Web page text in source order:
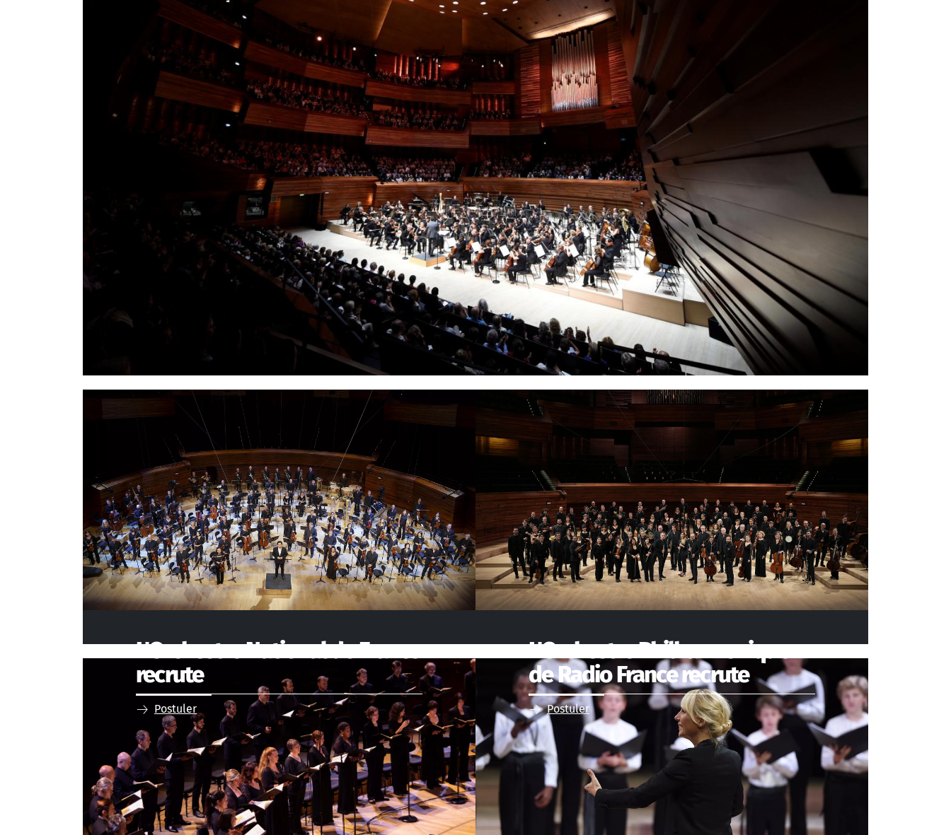
Radio
France
Recrute
L'Orchestre National de France
recrute
Postuler
L'Orchestre Philharmonique
de Radio France recrute
Postuler